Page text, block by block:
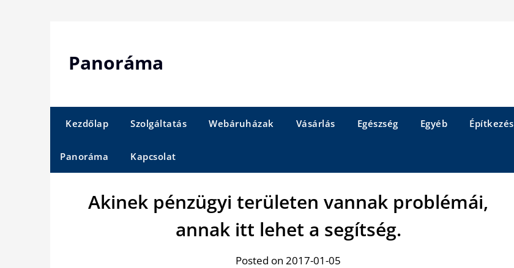
Panoráma
Kezdőlap Szolgáltatás Webáruházak Vásárlás Egészség Egyéb Építkezés
Panoráma Kapcsolat
Akinek pénzügyi területen vannak problémái,
annak itt lehet a segítség.
Posted on 2017-01-05